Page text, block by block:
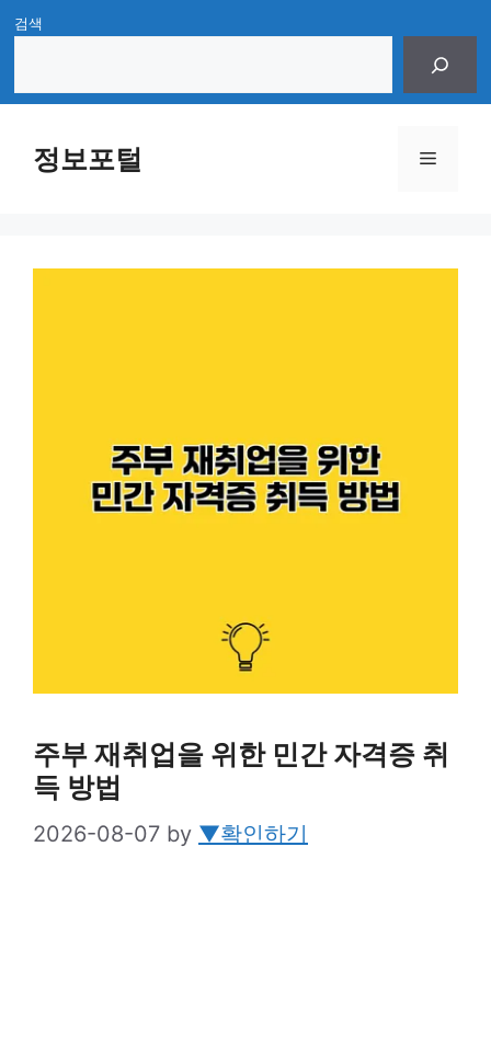
Skip
content
검색
정보포털 Menu
주부 재취업을 위한 민간 자격증 취
득 방법
2026-08-07 by ▼확인하기